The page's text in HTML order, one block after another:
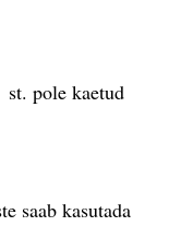
pole kaetud
saab kasutada